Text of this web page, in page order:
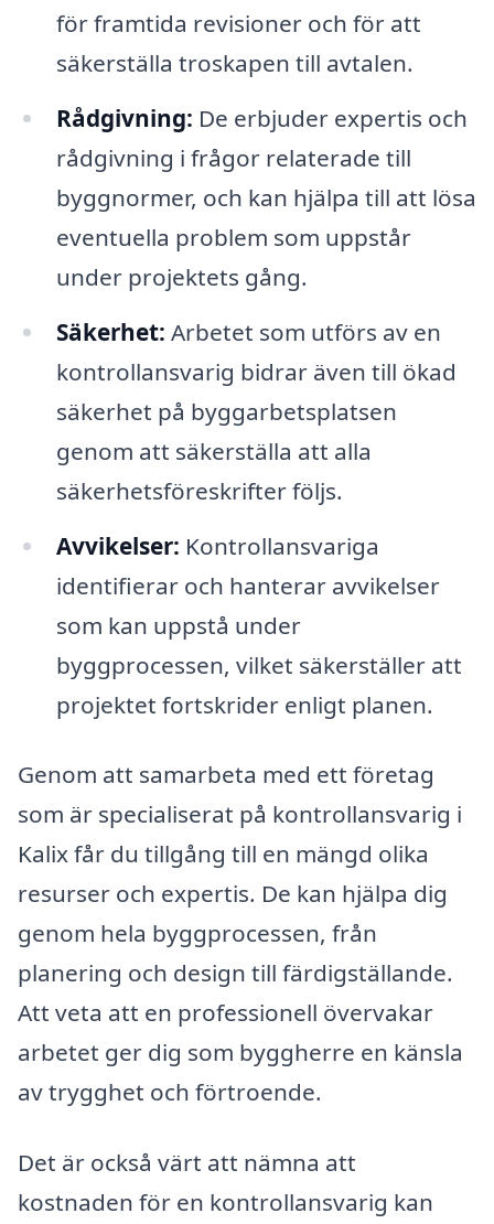
för framtida revisioner och för att
säkerställa troskapen till avtalen.
Rådgivning: De erbjuder expertis och
rådgivning i frågor relaterade till
byggnormer, och kan hjälpa till att lösa
eventuella problem som uppstår
under projektets gång.
Säkerhet: Arbetet som utförs av en
kontrollansvarig bidrar även till ökad
säkerhet på byggarbetsplatsen
genom att säkerställa att alla
säkerhetsföreskrifter följs.
Avvikelser: Kontrollansvariga
identifierar och hanterar avvikelser
som kan uppstå under
byggprocessen, vilket säkerställer att
projektet fortskrider enligt planen.
Genom att samarbeta med ett företag
som är specialiserat på kontrollansvarig i
Kalix får du tillgång till en mängd olika
resurser och expertis. De kan hjälpa dig
genom hela byggprocessen, från
planering och design till färdigställande.
Att veta att en professionell övervakar
arbetet ger dig som byggherre en känsla
av trygghet och förtroende.
Det är också värt att nämna att
kostnaden för en kontrollansvarig kan